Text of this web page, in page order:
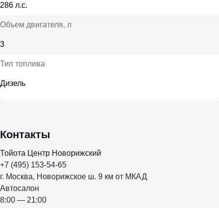
286 л.с.
Объем двигателя, л
3
Тип топлива
Дизель
Контакты
Тойота Центр Новорижский
+7 (495) 153-54-65
г. Москва, Новорижское ш. 9 км от МКАД
Автосалон
8:00 — 21:00